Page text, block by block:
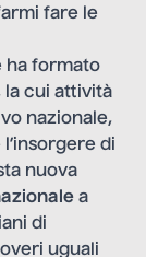
fare le
ha formato
cui attività
nazionale,
di
nuova
a
di
uguali